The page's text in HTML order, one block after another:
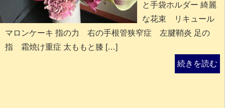
と手袋ホルダー 綺麗
な花束 リキュール
マロンケーキ 指の力 右の手根管狭窄症 左腱鞘炎 足の
指 霜焼け重症 太ももと膝 […]
続きを読む